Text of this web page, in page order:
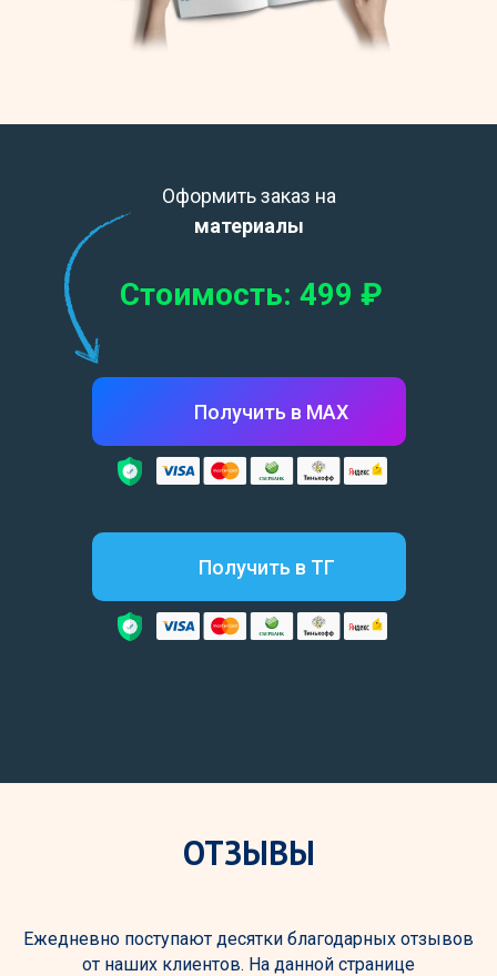
Оформить заказ на
материалы
Получить в ТГ
Получить в МАХ
Стоимость: 499 ₽
ОТЗЫВЫ
Ежедневно поступают десятки благодарных отзывов
от наших клиентов. На данной странице